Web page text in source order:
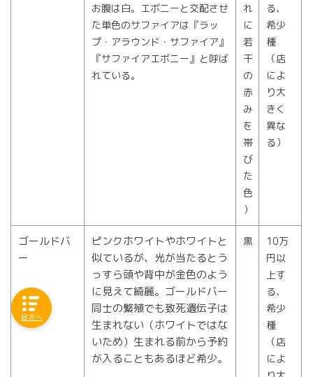
お腹は白。エボニーと交配させ
た単色のサファイアは『ラッ
プ・アラウンド・サファイア』
『サファイアエボニー』と呼ば
れている。
れ
に
若
干
の
赤
み
を
帯
び
た
色
）
る、
希少
種
（店
によ
り大
きく
異な
る）
ゴールドバ
ー
ピンクホワイトやホワイトと
似ているが、光が当たるとう
っすら頭や背中が金色のよう
に見えて綺麗。ゴールドバー
同士の繁殖でも致死遺伝子は
生まれない（ホワイトではな
いため）生まれる前から予約
が入ることもあるほど希少。
黒
10万
円以
上す
る、
希少
種
（店
によ
目次へ